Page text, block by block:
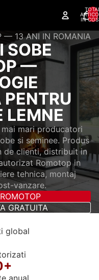
IN
— 13 ANI IN ROMANIA
SOBE
—
LEMNE
mari producatori
si seminee. Produs
de clienti, distribuit in
Romotop in
tehnica, montaj
vanzare.
GRATUITA
global
anual